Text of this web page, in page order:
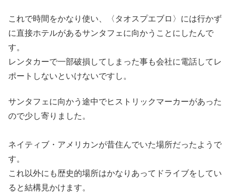
これで時間をかなり使い、〈タオスプエブロ〉には行かず
に直接ホテルがあるサンタフェに向かうことにしたんで
す。
レンタカーで一部破損してしまった事も会社に電話してレ
ポートしないといけないですし。
サンタフェに向かう途中でヒストリックマーカーがあった
ので少し寄りました。
ネイティブ・アメリカンが昔住んでいた場所だったようで
す。
これ以外にも歴史的場所はかなりあってドライブをしてい
ると結構見かけます。